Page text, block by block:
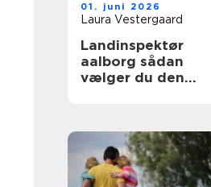
01. juni 2026
Laura Vestergaard
Landinspektør
aalborg sådan
vælger du den